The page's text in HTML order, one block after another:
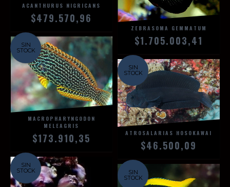
ACANTHURUS NIGRICANS
$479.570,96
ZEBRASOMA GEMMATUM
$1.705.003,41
SIN
STOCK
MACROPHARYNGODON
MELEAGRIS
$173.910,35
SIN
STOCK
ATROSALARIAS HOSOKAWAI
$46.500,09
SIN
STOCK SIN
STOCK